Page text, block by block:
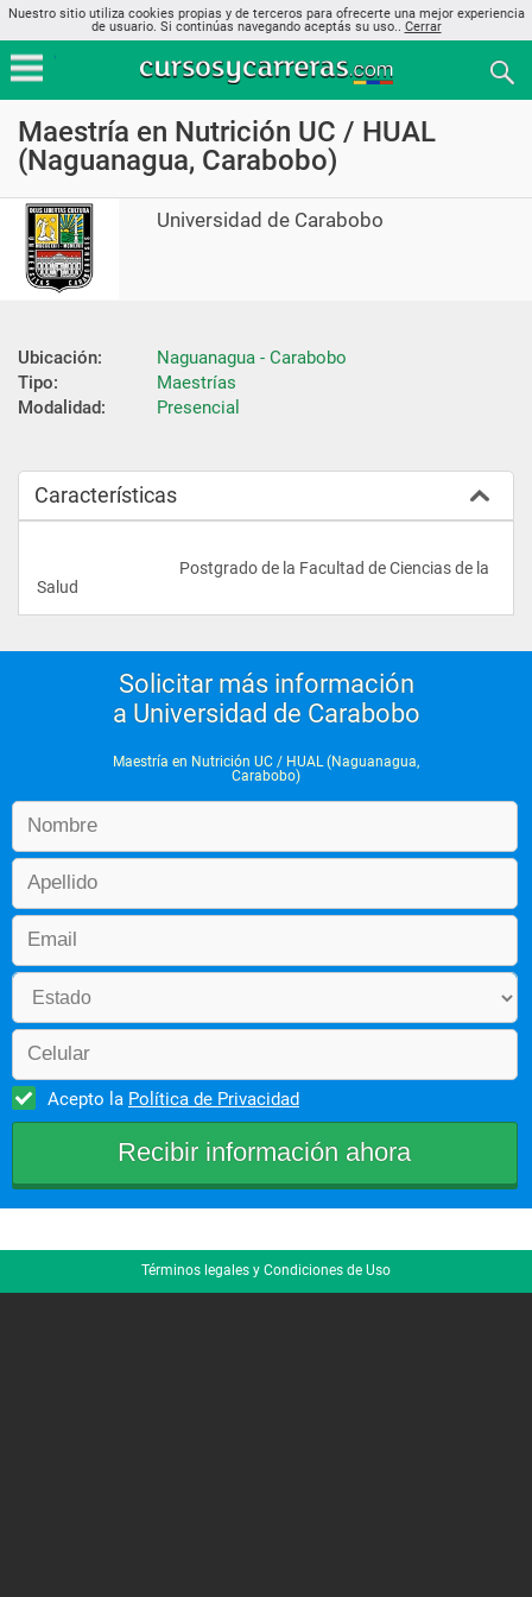
Nuestro sitio utiliza cookies propias y de terceros para ofrecerte una mejor experiencia
de usuario. Si continúas navegando aceptás su uso.. Cerrar
Maestría en Nutrición UC / HUAL
(Naguanagua, Carabobo)
Universidad de Carabobo
Ubicación:
Naguanagua - Carabobo
Tipo:
Maestrías
Modalidad:
Presencial
Características
Solicitar más información
a Universidad de Carabobo
Maestría en Nutrición UC / HUAL (Naguanagua,
Carabobo)
Acepto la Política de Privacidad
Términos legales y Condiciones de Uso